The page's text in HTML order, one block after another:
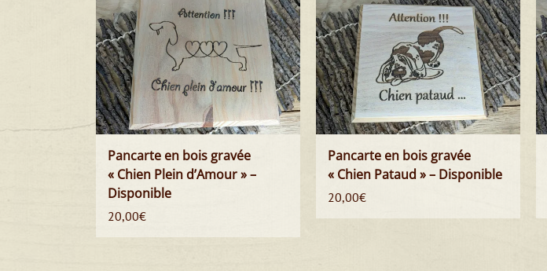
Pancarte en bois gravée
« Chien Plein d’Amour » –
Disponible
20,00€
Pancarte en bois gravée
« Chien Pataud » – Disponible
20,00€